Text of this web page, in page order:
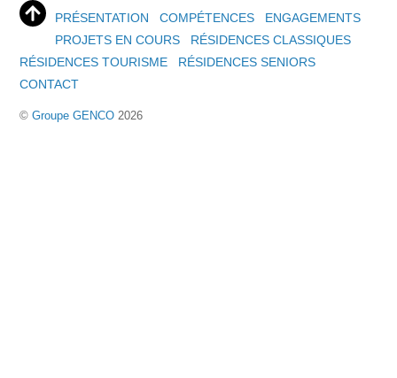
PRÉSENTATION COMPÉTENCES
ENGAGEMENTS
PROJETS EN COURS
RÉSIDENCES CLASSIQUES
RÉSIDENCES TOURISME
RÉSIDENCES SENIORS
CONTACT
©Groupe GENCO 2026